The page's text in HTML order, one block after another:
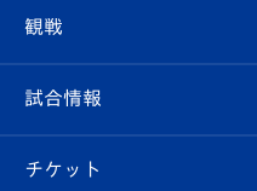
クラブ
試合情報
クラブ概要
観戦
観戦ルール
試合情報
試合日程/結果
チケット